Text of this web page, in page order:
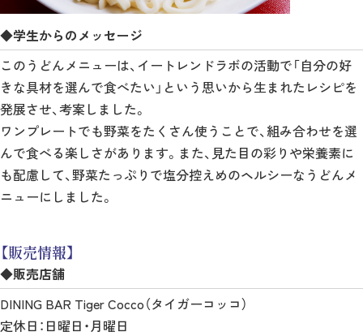
◆学生からのメッセージ
このうどんメニューは、イートレンドラボの活動で「自分の好
きな具材を選んで食べたい」という思いから生まれたレシピを
発展させ、考案しました。
ワンプレートでも野菜をたくさん使うことで、組み合わせを選
んで食べる楽しさがあります。また、見た目の彩りや栄養素に
も配慮して、野菜たっぷりで塩分控えめのヘルシーなうどんメ
ニューにしました。
【販売情報】
◆販売店舗
DINING BAR Tiger Cocco（タイガーコッコ）
定休日：日曜日・月曜日